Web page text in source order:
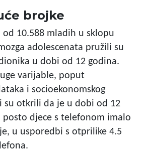
brojke
10.588 mladih u sklopu
adolescenata pružili su
u dobi od 12 godina.
varijable, poput
i socioekonomskog
su otkrili da je u dobi od 12
posto djece s telefonom imalo
u usporedbi s otprilike 4.5